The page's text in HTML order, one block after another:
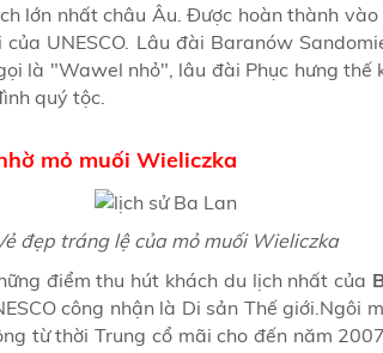
lớn nhất châu Âu. Được hoàn thành
UNESCO. Lâu đài Baranów
là "Wawel nhỏ", lâu đài Phục hưng
quý tộc.
mỏ muối Wieliczka
đẹp tráng lệ của mỏ muối Wieliczka
điểm thu hút khách du lịch nhất của
công nhận là Di sản Thế giới.Ngôi
từ thời Trung cổ mãi cho đến năm